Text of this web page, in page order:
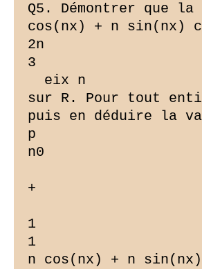
Q5. Démontrer que
cos(nx) + n sin(nx)
2n
3
  eix n
sur R. Pour tout
puis en déduire la
p
n0
+
1
1
n cos(nx) + n